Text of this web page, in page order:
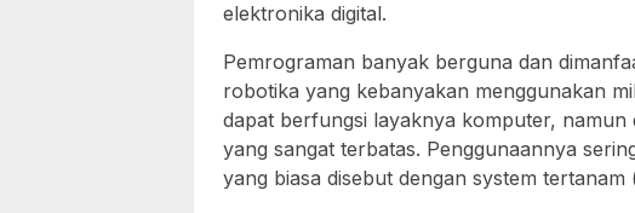
elektronika digital.
Pemrograman banyak berguna dan
robotika yang kebanyakan menggunakan
dapat berfungsi layaknya komputer, namun
yang sangat terbatas. Penggunaannya
yang biasa disebut dengan system tertanam